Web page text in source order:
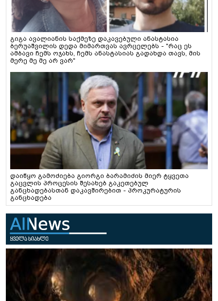
გიგა ავალიანის საქმეზე დაკავებული ანასტასია
ბერუაშვილის დედა მიმართვას ავრცელებს - "რაც ეს
ამბავი ჩემს ოჯახს, ჩემს ანასტასიას გადახდა თავს, მის
მერე მე მე არ ვარ"
დაიწყო გამოძიება გიორგი ბარამიძის მიერ ტყვეთა
გაცვლის პროცესის შესახებ გაკეთებულ
განცხადებასთან დაკავშირებით - პროკურატურის
განცხადება